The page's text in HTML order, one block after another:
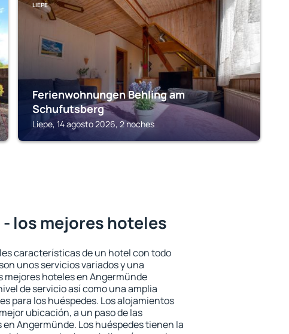
LIEPE
Ferienwohnungen Behling am
Schufutsberg
Liepe, 14 agosto 2026, 2 noches
los mejores hoteles
características de un hotel con todo
unos servicios variados y una
mejores hoteles en Angermünde
de servicio así como una amplia
para los huéspedes. Los alojamientos
ubicación, a un paso de las
Angermünde. Los huéspedes tienen la